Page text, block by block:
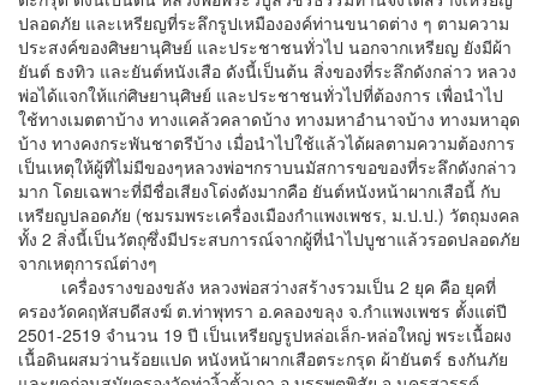
ปลอดภัย และเหรียญที่ระลึกรูปเหมืององค์ท่านขนาดต่าง ๆ ตามความ
ประสงค์ของศิษยานุศิษย์ และประชาชนทั่วไป นอกจากเหรียญ ยังมีผ้า
ยันต์ ธงทิว และยันต์หนังเสือ ดังนี้เป็นต้น สิ่งของที่ระลึกดังกล่าว หลวง
พ่อได้แจกให้แก่ศิษยานุศิษย์ และประชาชนทั่วไปที่ต้องการ เพื่อนำไป
ใช้ทางเมตตาบ้าง ทางแคล้วคลาดบ้าง ทางมหาอำนาจบ้าง ทางมหาอุด
บ้าง ทางคงกระพันชาตรีบ้าง เมื่อนำไปใช้แล้วได้ผลตามความต้องการ
เป็นเหตุให้ผู้ที่ไม่มีของๆหลวงพ่อฯกราบนมัสการขอของที่ระลึกดังกล่าว
มาก โดยเฉพาะที่มีชื่อเสียงโด่งดังมากคือ ยันต์หนังหน้าผากเสือนี้ กับ
เหรียญปลอดภัย (ชมรมพระเครื่องเมืองกำแพงเพชร, ม.ป.ป.) วัตถุมงคล
ทั้ง 2 สิ่งนี้เป็นวัตถุซึ่งมีประสบการณ์จากผู้ที่นำไปบูชาแล้วรอดปลอดภัย
จากเหตุการณ์ต่างๆ
เครื่องรางของขลัง หลวงพ่อสว่างสร้างรวมเป็น 2 ยุค คือ ยุคที่
ครองวัดคฤหัสบดีสงฆ์ ต.ท่าพุทรา อ.คลองขลุง จ.กำแพงเพชร ตั้งแต่ปี
2501-2519 จำนวน 19 ปี เป็นเหรียญรูปหล่อเล็ก-หล่อใหญ่ พระเนื้อผง
เนื้อดินผสมว่านร้อยแปด หนังหน้าผากเสือตระกรุด ผ้ายันตร์ ธงกันภัย